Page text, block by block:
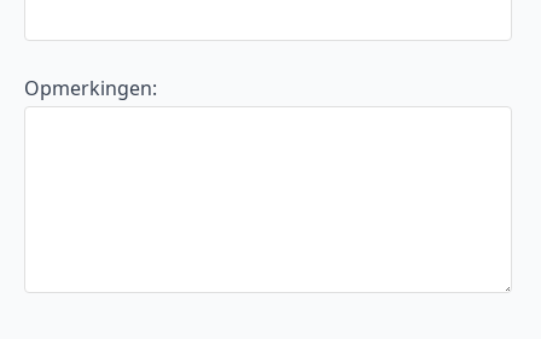
Opmerkingen: